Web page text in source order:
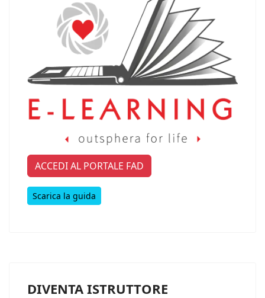
ACCEDI AL PORTALE FAD
Scarica la guida
DIVENTA ISTRUTTORE